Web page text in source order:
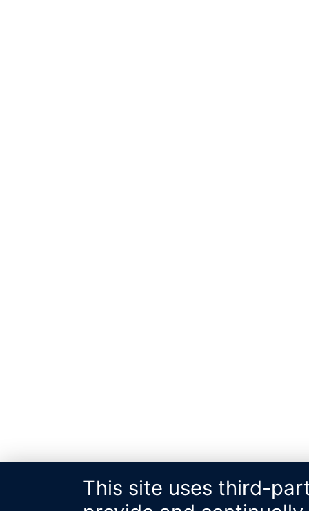
This site uses third-